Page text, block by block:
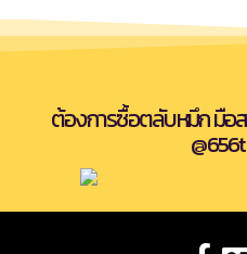
ต้องการซื้อตลับหมึก มือ